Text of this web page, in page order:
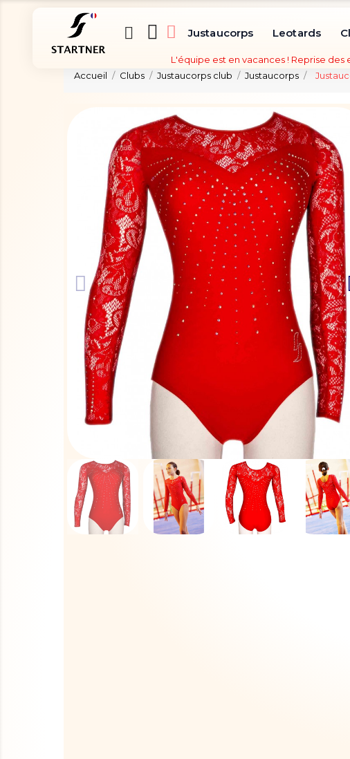
Justaucorps Leotards
L'équipe est en vacances ! Reprise
Accueil
Clubs Justaucorps club Justaucorps